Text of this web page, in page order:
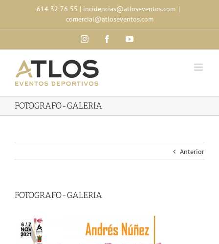
content
614 32 76 55 | incidencias@atloseventos.com |
comercial@atloseventos.com
InstagramFacebookYouTube
FOTOGRAFO-GALERIA
Anterior
FOTOGRAFO-GALERIA